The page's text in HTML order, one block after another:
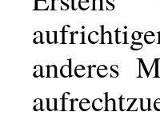
anderes